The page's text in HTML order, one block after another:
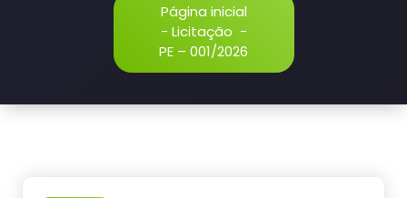
Página inicial
- Licitação -
PE – 001/2026